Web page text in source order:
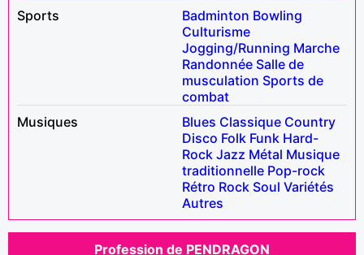
Sports
Badminton Bowling
Culturisme
Jogging/Running Marche
Randonnée Salle de
musculation Sports de
combat
Musiques
Blues Classique Country
Disco Folk Funk Hard-
Rock Jazz Métal Musique
traditionnelle Pop-rock
Rétro Rock Soul Variétés
Autres
Profession de PENDRAGON